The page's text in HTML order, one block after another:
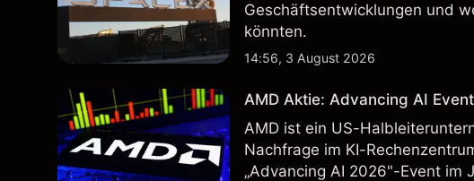
Geschäftsentwicklungen und
könnten.
14:56, 3 August 2026
AMD Aktie: Advancing AI
AMD ist ein US-
Nachfrage im KI-
„Advancing AI 2026"-Event im